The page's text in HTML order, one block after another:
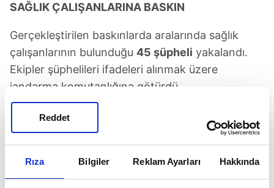
Rıza Bilgiler Reklam Ayarları Hakkında
Reddet
SAĞLIK ÇALIŞANLARINA BASKIN
Gerçekleştirilen baskınlarda aralarında sağlık
çalışanlarının bulunduğu 45 şüpheli yakalandı.
Ekipler şüphelileri ifadeleri alınmak üzere
jandarma komutanlığına götürdü.
Şüphelilerin adreslerinde yapılan detaylı
aramalardasuç unsuru taşıyan çok sayıda dijital
materyalile çeşitli evraklar ele geçirildi.
Gözaltına alınan 45 şüphelinin jandarmadaki